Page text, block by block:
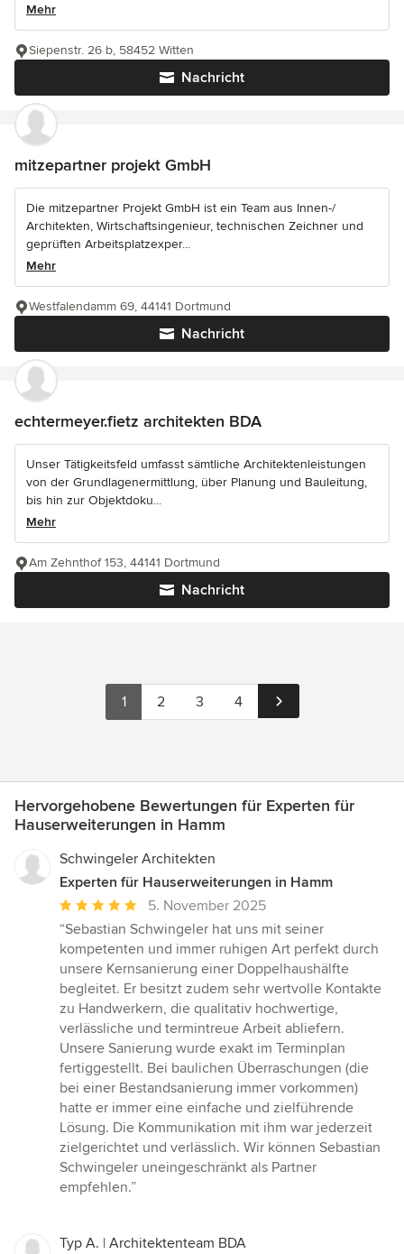
Mehr
Nachricht
Siepenstr. 26 b, 58452 Witten
mitzepartner projekt GmbH
Die mitzepartner Projekt GmbH ist ein Team aus Innen-/
Architekten, Wirtschaftsingenieur, technischen Zeichner und
geprüften Arbeitsplatzexper...
Mehr
Nachricht
Westfalendamm 69, 44141 Dortmund
echtermeyer.fietz architekten BDA
Unser Tätigkeitsfeld umfasst sämtliche Architektenleistungen
von der Grundlagenermittlung, über Planung und Bauleitung,
bis hin zur Objektdoku...
Mehr
Nachricht
Am Zehnthof 153, 44141 Dortmund
1 2 3 4
Hervorgehobene Bewertungen für Experten für
Hauserweiterungen in Hamm
Schwingeler Architekten
Experten für Hauserweiterungen in Hamm
Durchschnittliche
Bewertung:
5
von
5
Sternen
5. November 2025
“Sebastian Schwingeler hat uns mit seiner
kompetenten und immer ruhigen Art perfekt durch
unsere Kernsanierung einer Doppelhaushälfte
begleitet. Er besitzt zudem sehr wertvolle Kontakte
zu Handwerkern, die qualitativ hochwertige,
verlässliche und termintreue Arbeit abliefern.
Unsere Sanierung wurde exakt im Terminplan
fertiggestellt. Bei baulichen Überraschungen (die
bei einer Bestandsanierung immer vorkommen)
hatte er immer eine einfache und zielführende
Lösung. Die Kommunikation mit ihm war jederzeit
zielgerichtet und verlässlich. Wir können Sebastian
Schwingeler uneingeschränkt als Partner
empfehlen.”
Typ A. | Architektenteam BDA